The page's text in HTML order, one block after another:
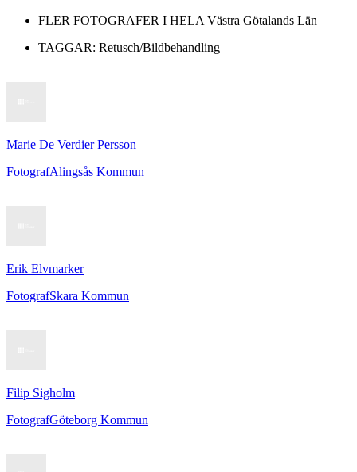
FLER FOTOGRAFER I HELA Västra Götalands Län
TAGGAR: Retusch/Bildbehandling
Marie De Verdier Persson
FotografAlingsås Kommun
Erik Elvmarker
FotografSkara Kommun
Filip Sigholm
FotografGöteborg Kommun